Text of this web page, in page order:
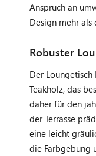
Anspruch an
Design mehr als
Robuster
Der Loungetisch
Teakholz, das
daher für den
der Terrasse
eine leicht
die Farbgebung